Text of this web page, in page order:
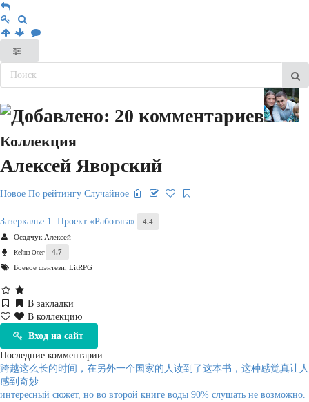
Коллекция
Алексей Яворский
Новое По рейтингу Случайное
Зазеркалье 1. Проект «Работяга»
4.4
Осадчук Алексей
Кейнз Олег
4.7
Боевое фэнтези, LitRPG
В закладки
В коллекцию
Вход на сайт
Последние комментарии
跨越这么长的时间，在另外一个国家的人读到了这本书，这种感觉真让人
感到奇妙
интересный сюжет, но во второй книге воды 90% слушать не возможно.